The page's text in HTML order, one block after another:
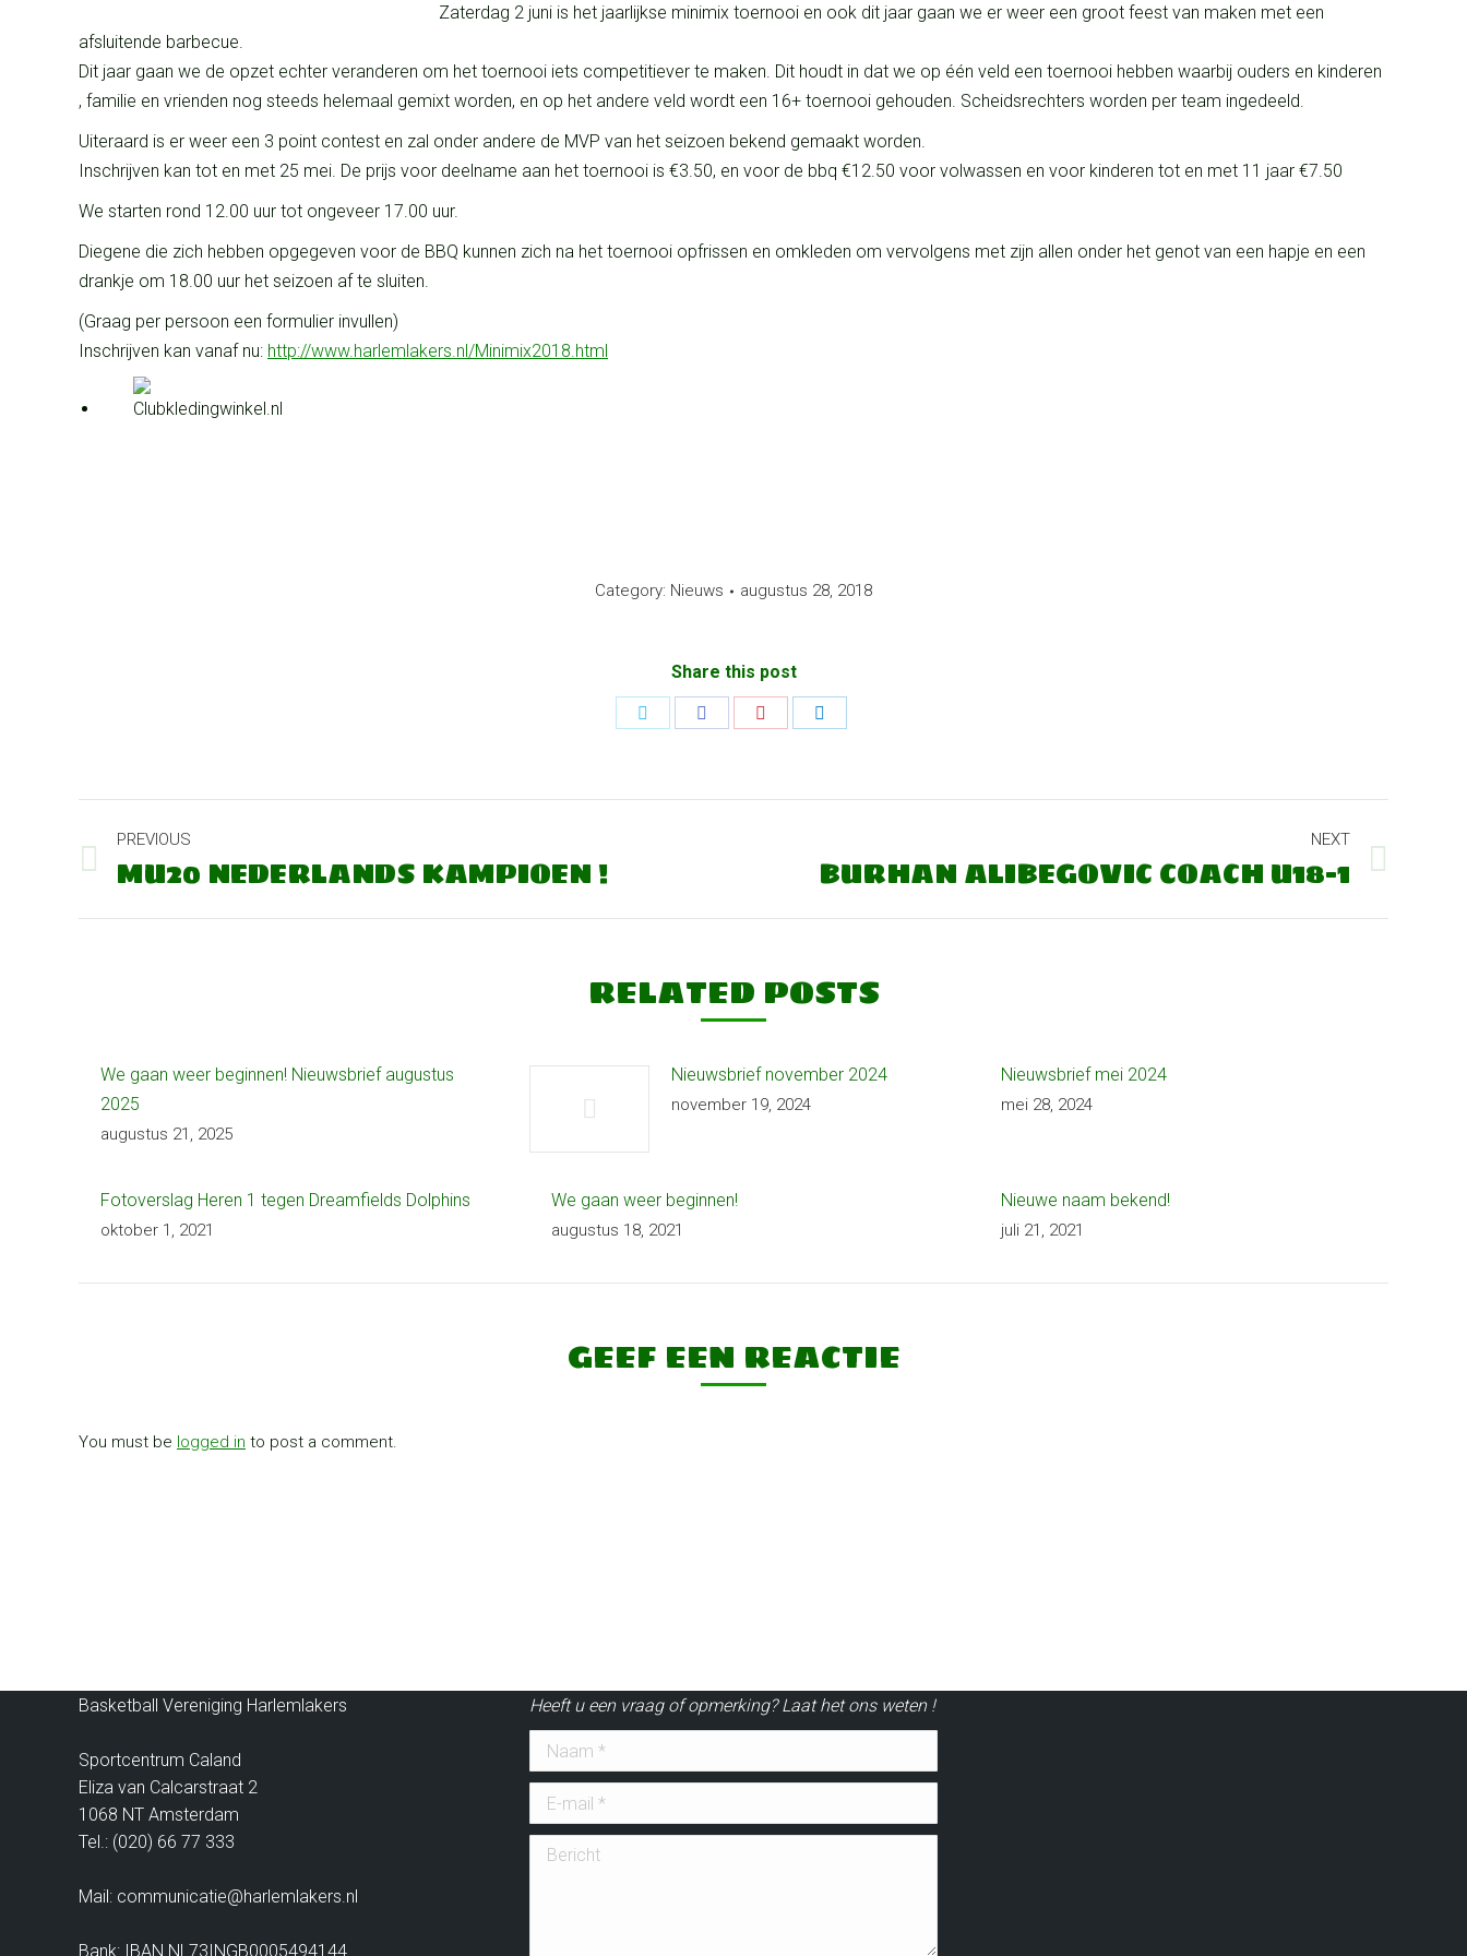
Zaterdag 2 juni is het jaarlijkse minimix toernooi en ook dit jaar gaan we er weer een groot feest van maken met een
afsluitende barbecue.
Dit jaar gaan we de opzet echter veranderen om het toernooi iets competitiever te maken. Dit houdt in dat we op één veld een toernooi hebben waarbij ouders en kinderen
, familie en vrienden nog steeds helemaal gemixt worden, en op het andere veld wordt een 16+ toernooi gehouden. Scheidsrechters worden per team ingedeeld.
Uiteraard is er weer een 3 point contest en zal onder andere de MVP van het seizoen bekend gemaakt worden.
Inschrijven kan tot en met 25 mei. De prijs voor deelname aan het toernooi is €3.50, en voor de bbq €12.50 voor volwassen en voor kinderen tot en met 11 jaar €7.50
We starten rond 12.00 uur tot ongeveer 17.00 uur.
Diegene die zich hebben opgegeven voor de BBQ kunnen zich na het toernooi opfrissen en omkleden om vervolgens met zijn allen onder het genot van een hapje en een
drankje om 18.00 uur het seizoen af te sluiten.
(Graag per persoon een formulier invullen)
Inschrijven kan vanaf nu: http://www.harlemlakers.nl/Minimix2018.html
Category: Nieuws augustus 28, 2018
Share this post
POST
NAVIGATION
PREVIOUS
Previous
MU20 NEDERLANDS KAMPIOEN !
NEXT
BURHAN ALIBEGOVIC COACH U18-1
RELATED POSTS
We gaan weer beginnen! Nieuwsbrief augustus
2025
augustus 21, 2025
Nieuwsbrief november 2024
november 19, 2024
Nieuwsbrief mei 2024
mei 28, 2024
Fotoverslag Heren 1 tegen Dreamfields Dolphins
oktober 1, 2021
We gaan weer beginnen!
augustus 18, 2021
Nieuwe naam bekend!
juli 21, 2021
GEEF EEN REACTIE
You must be logged in to post a comment.
Basketball Vereniging Harlemlakers
Sportcentrum Caland
Eliza van Calcarstraat 2
1068 NT Amsterdam
Tel.: (020) 66 77 333
Mail: communicatie@harlemlakers.nl
Bank: IBAN NL73INGB0005494144
Heeft u een vraag of opmerking? Laat het ons weten !
Naam *
E-mail *
Bericht